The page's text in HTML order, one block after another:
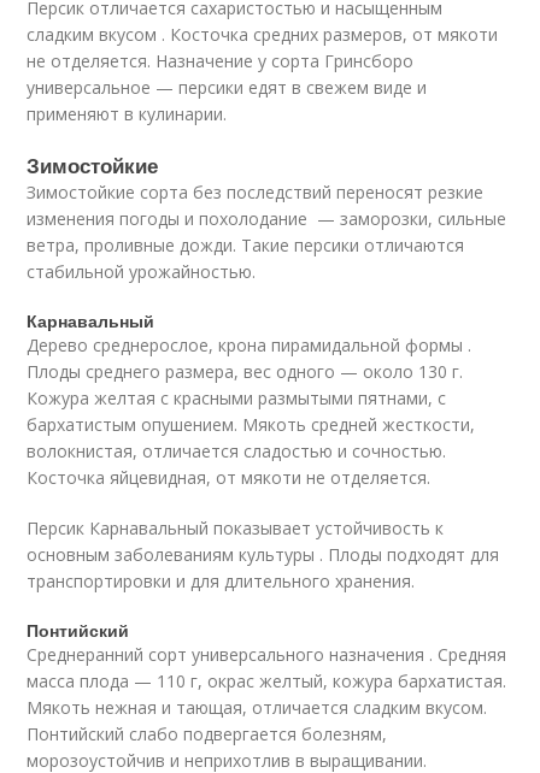
Персик отличается сахаристостью и насыщенным
сладким вкусом . Косточка средних размеров, от мякоти
не отделяется. Назначение у сорта Гринсборо
универсальное — персики едят в свежем виде и
применяют в кулинарии.
Зимостойкие
Зимостойкие сорта без последствий переносят резкие
изменения погоды и похолодание — заморозки, сильные
ветра, проливные дожди. Такие персики отличаются
стабильной урожайностью.
Карнавальный
Дерево среднерослое, крона пирамидальной формы .
Плоды среднего размера, вес одного — около 130 г.
Кожура желтая с красными размытыми пятнами, с
бархатистым опушением. Мякоть средней жесткости,
волокнистая, отличается сладостью и сочностью.
Косточка яйцевидная, от мякоти не отделяется.
Персик Карнавальный показывает устойчивость к
основным заболеваниям культуры . Плоды подходят для
транспортировки и для длительного хранения.
Понтийский
Среднеранний сорт универсального назначения . Средняя
масса плода — 110 г, окрас желтый, кожура бархатистая.
Мякоть нежная и тающая, отличается сладким вкусом.
Понтийский слабо подвергается болезням,
морозоустойчив и неприхотлив в выращивании.